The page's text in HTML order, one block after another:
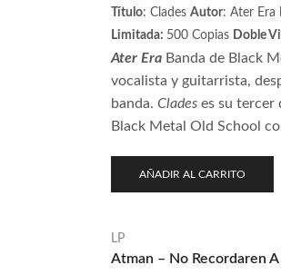
Título: Clades Autor: Ater Era
Limitada: 500 Copias Doble
Ater Era Banda de Black
vocalista y guitarrista,
banda. Clades es su tercer
Black Metal Old School
AÑADIR AL CARRITO
LP
Atman – No Recordaren